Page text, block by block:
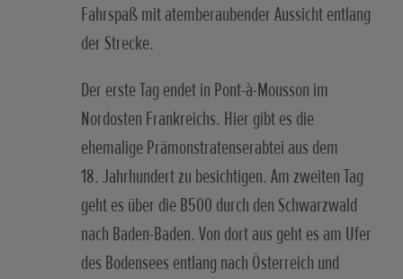
Fahrspaß mit atemberaubender Aussicht entlang
der Strecke.
Der erste Tag endet in Pont-à-Mousson im
Nordosten Frankreichs. Hier gibt es die
ehemalige Prämonstratenserabtei aus dem
18. Jahrhundert zu besichtigen. Am zweiten Tag
geht es über die B500 durch den Schwarzwald
nach Baden-Baden. Von dort aus geht es am Ufer
des Bodensees entlang nach Österreich und